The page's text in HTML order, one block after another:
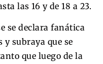
las 16 y de 18 a 23.
se declara fanática
y subraya que se
que luego de la